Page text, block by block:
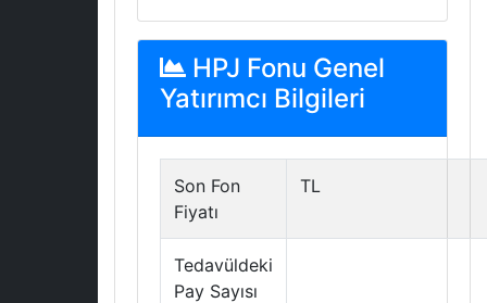
HPJ Fonu Genel
Yatırımcı Bilgileri
Son Fon
Fiyatı
TL
Tedavüldeki
Pay Sayısı